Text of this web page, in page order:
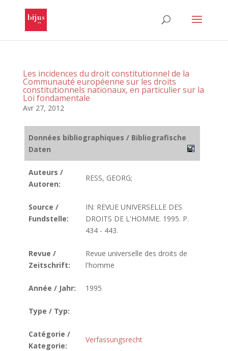
Les incidences du droit constitutionnel de la
Communauté européenne sur les droits
constitutionnels nationaux, en particulier sur la
Loi fondamentale
Avr 27, 2012
Données bibliographiques / Bibliografische
Daten
Auteurs /
Autoren:
RESS, GEORG;
Source /
Fundstelle:
IN: REVUE UNIVERSELLE DES
DROITS DE L'HOMME. 1995. P.
434 - 443.
Revue /
Zeitschrift:
Revue universelle des droits de
l'homme
Année / Jahr: 1995
Type / Typ:
Catégorie /
Kategorie:
Verfassungsrecht